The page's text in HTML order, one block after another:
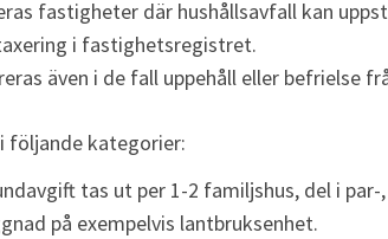
fastigheter där hushållsavfall kan
i fastighetsregistret.
även i de fall uppehåll eller befrielse
följande kategorier:
tas ut per 1-2 familjshus, del i
på exempelvis lantbruksenhet.